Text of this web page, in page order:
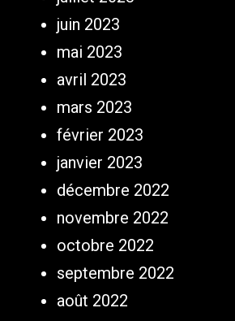
juin 2023
mai 2023
avril 2023
mars 2023
février 2023
janvier 2023
décembre 2022
novembre 2022
octobre 2022
septembre 2022
août 2022